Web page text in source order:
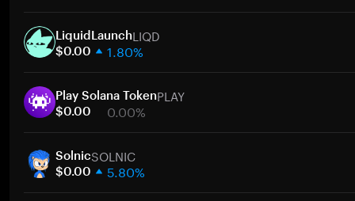
30日間
時価総額
LiquidLaunchLIQD
$0.00 1.80%
30日間
時価総額
Play Solana TokenPLAY
$0.00 0.00%
30日間
時価総額
SolnicSOLNIC
$0.00 5.80%